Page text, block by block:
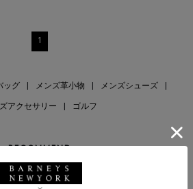
1
ッグ メンズ革小物 メンズシューズ
アクセサリー ゴルフ